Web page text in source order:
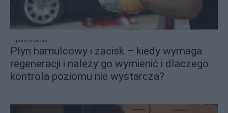
sponsorowane
Płyn hamulcowy i zacisk – kiedy wymaga
regeneracji i należy go wymienić i dlaczego
kontrola poziomu nie wystarcza?